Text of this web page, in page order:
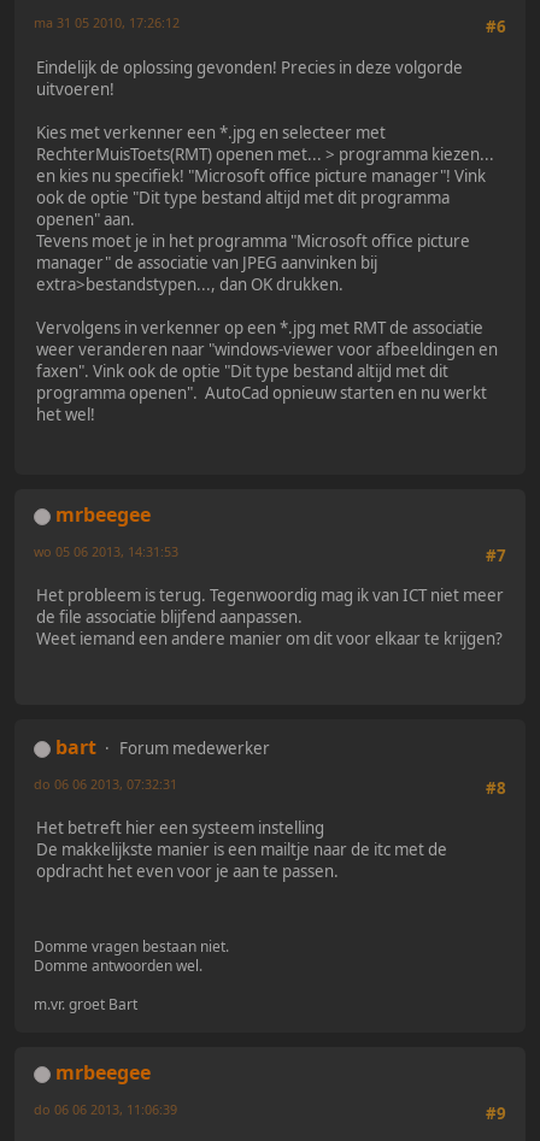
#6
ma 31 05 2010, 17:26:12
Eindelijk de oplossing gevonden! Precies in deze volgorde
uitvoeren!
Kies met verkenner een *.jpg en selecteer met
RechterMuisToets(RMT) openen met... > programma kiezen...
en kies nu specifiek! "Microsoft office picture manager"! Vink
ook de optie "Dit type bestand altijd met dit programma
openen" aan.
Tevens moet je in het programma "Microsoft office picture
manager" de associatie van JPEG aanvinken bij
extra>bestandstypen..., dan OK drukken.
Vervolgens in verkenner op een *.jpg met RMT de associatie
weer veranderen naar "windows-viewer voor afbeeldingen en
faxen". Vink ook de optie "Dit type bestand altijd met dit
programma openen". AutoCad opnieuw starten en nu werkt
het wel!
mrbeegee
#7
wo 05 06 2013, 14:31:53
Het probleem is terug. Tegenwoordig mag ik van ICT niet meer
de file associatie blijfend aanpassen.
Weet iemand een andere manier om dit voor elkaar te krijgen?
bart
Forum medewerker
#8
do 06 06 2013, 07:32:31
Het betreft hier een systeem instelling
De makkelijkste manier is een mailtje naar de itc met de
opdracht het even voor je aan te passen.
Domme vragen bestaan niet.
Domme antwoorden wel.
m.vr. groet Bart
mrbeegee
#9
do 06 06 2013, 11:06:39